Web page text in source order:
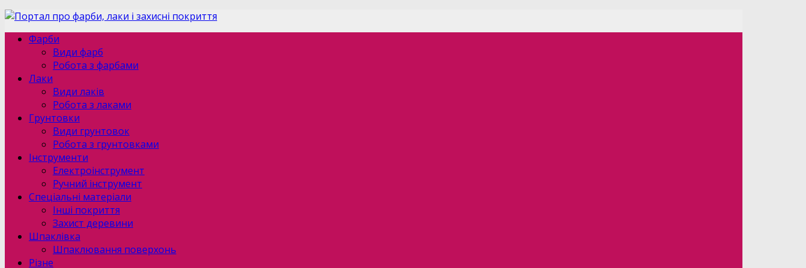
Фарби
Види фарб
Робота з фарбами
Лаки
Види лаків
Робота з лаками
Грунтовки
Види грунтовок
Робота з грунтовками
Інструменти
Електроінструмент
Ручний інструмент
Спеціальні матеріали
Інші покриття
Захист деревини
Шпаклівка
Шпаклювання поверхонь
Різне